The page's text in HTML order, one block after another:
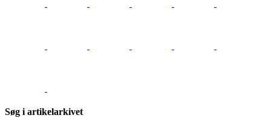
Søg i artikelarkivet